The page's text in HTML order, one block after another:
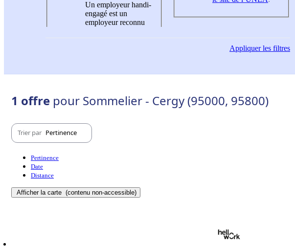
Un employeur handi-
engagé est un
employeur reconnu
Appliquerles filtres
1 offre pour Sommelier - Cergy (95000, 95800)
Trier par Pertinence
Pertinence
Date
Distance
Afficher la carte (contenu non-accessible)